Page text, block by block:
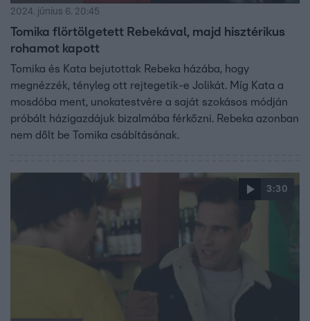
2024. június 6. 20:45
Tomika flörtölgetett Rebekával, majd hisztérikus
rohamot kapott
Tomika és Kata bejutottak Rebeka házába, hogy
megnézzék, tényleg ott rejtegetik-e Jolikát. Míg Kata a
mosdóba ment, unokatestvére a saját szokásos módján
próbált házigazdájuk bizalmába férkőzni. Rebeka azonban
nem dőlt be Tomika csábításának.
3:30